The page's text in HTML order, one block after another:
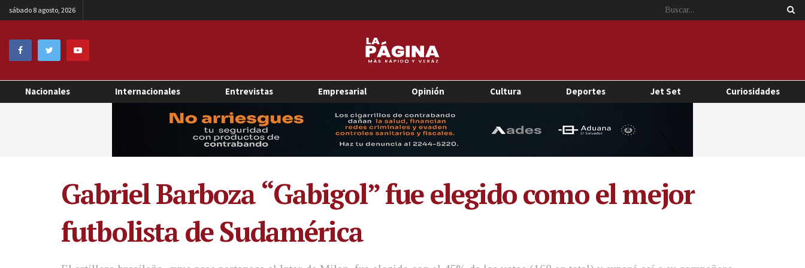
sábado 8 agosto, 2026
Nacionales Internacionales Entrevistas Empresarial Opinión Cultura Deportes Jet Set Curiosidades
Gabriel Barboza “Gabigol” fue elegido como el mejor
futbolista de Sudamérica